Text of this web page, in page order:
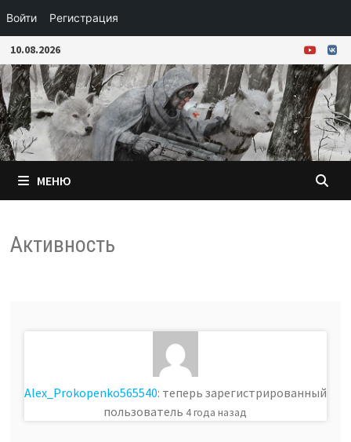
Войти Регистрация
Перейти
к
содержимому
10.08.2026
МЕНЮ
Активность
Alex_Prokopenko565540: теперь зарегистрированный
пользователь 4 года назад